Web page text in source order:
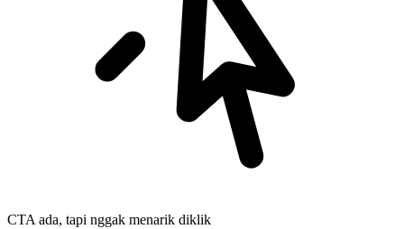
CTA ada, tapi nggak menarik diklik